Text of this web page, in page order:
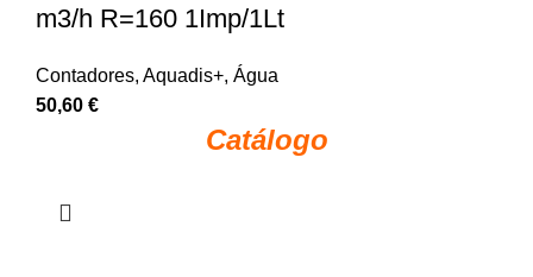
m3/h R=160 1Imp/1Lt
Contadores, Aquadis+, Água
50,60 €
Catálogo